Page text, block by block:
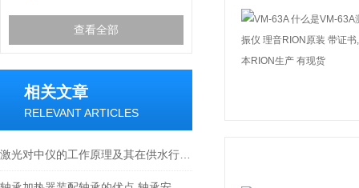
查看全部
相关文章
RELEVANT ARTICLES